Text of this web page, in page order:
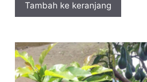
Tambah ke keranjang